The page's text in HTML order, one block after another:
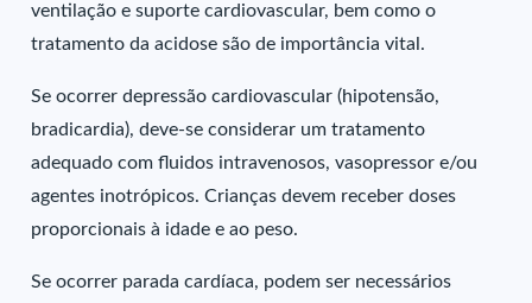
ventilação e suporte cardiovascular, bem como o
tratamento da acidose são de importância vital.
Se ocorrer depressão cardiovascular (hipotensão,
bradicardia), deve-se considerar um tratamento
adequado com fluidos intravenosos, vasopressor e/ou
agentes inotrópicos. Crianças devem receber doses
proporcionais à idade e ao peso.
Se ocorrer parada cardíaca, podem ser necessários